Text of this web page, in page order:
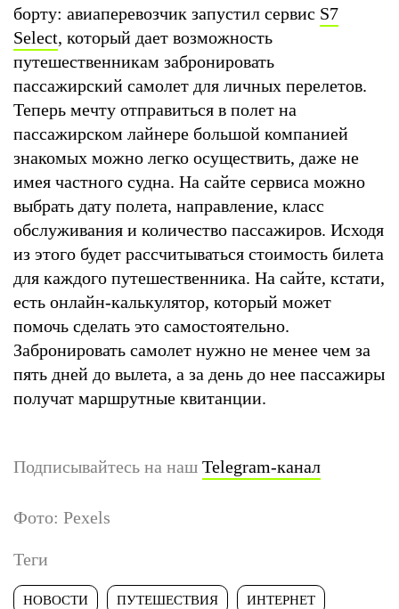
борту: авиаперевозчик запустил сервис S7
Select, который дает возможность
путешественникам забронировать
пассажирский самолет для личных перелетов.
Теперь мечту отправиться в полет на
пассажирском лайнере большой компанией
знакомых можно легко осуществить, даже не
имея частного судна. На сайте сервиса можно
выбрать дату полета, направление, класс
обслуживания и количество пассажиров. Исходя
из этого будет рассчитываться стоимость билета
для каждого путешественника. На сайте, кстати,
есть онлайн-калькулятор, который может
помочь сделать это самостоятельно.
Забронировать самолет нужно не менее чем за
пять дней до вылета, а за день до нее пассажиры
получат маршрутные квитанции.
Подписывайтесь на наш Telegram-канал
Фото: Pexels
Теги
НОВОСТИ ПУТЕШЕСТВИЯ ИНТЕРНЕТ